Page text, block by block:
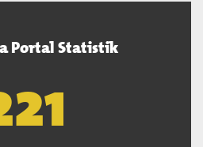
Portal Statistik